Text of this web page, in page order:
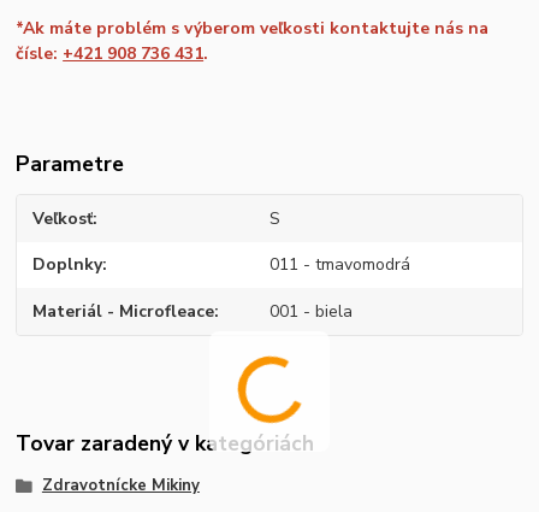
*Ak máte problém s výberom veľkosti kontaktujte nás na
čísle: +421 908 736 431.
Parametre
Veľkosť S
Doplnky 011 - tmavomodrá
Materiál - Microfleace 001 - biela
Tovar zaradený v kategóriách
Zdravotnícke Mikiny